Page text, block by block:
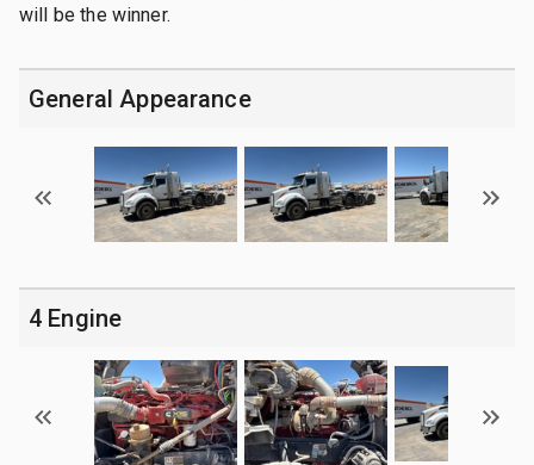
will be the winner.
General Appearance
4 Engine